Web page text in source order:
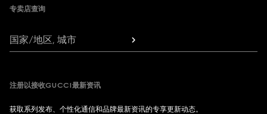
专卖店查询
国家/地区, 城市
注册以接收GUCCI最新资讯
获取系列发布、个性化通信和品牌最新资讯的专享更新动态。